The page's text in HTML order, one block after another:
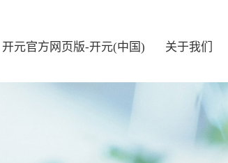
开元官方网页版-开元(中国) 关于我们